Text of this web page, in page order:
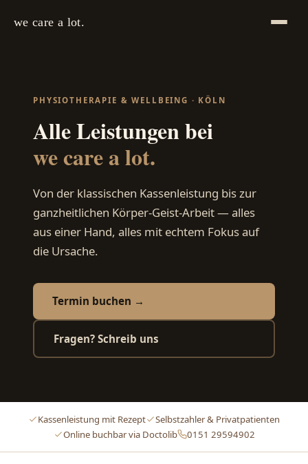
we care a lot.
PHYSIOTHERAPIE & WELLBEING · KÖLN
Alle Leistungen bei
we care a lot.
Von der klassischen Kassenleistung bis zur
ganzheitlichen Körper-Geist-Arbeit — alles
aus einer Hand, alles mit echtem Fokus auf
die Ursache.
Termin buchen →
Fragen? Schreib uns
Kassenleistung mit Rezept
Selbstzahler & Privatpatienten
Online buchbar via Doctolib
0151 29594902